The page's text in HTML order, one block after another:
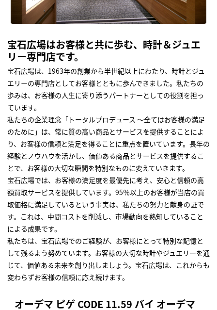
宝石広場はお客様と共に歩む、時計＆ジュエ
リー専門店です。
宝石広場は、1963年の創業から半世紀以上にわたり、時計とジュ
エリーの専門店としてお客様とともに歩んできました。私たちの
歩みは、お客様の人生に寄り添うパートナーとしての役割を担っ
ています。
私たちの企業理念「トータルプロデュース ～全てはお客様の満足
のために」は、常に質の高い商品とサービスを提供することによ
り、お客様の信頼と満足を得ることに重点を置いています。長年の
経験とノウハウを活かし、価値ある商品とサービスを提供するこ
とで、お客様の大切な瞬間を特別なものに変えていきます。
宝石広場では、お客様の満足度を最優先に考え、安心と信頼の高
額買取サービスを提供しています。95％以上のお客様が当店の買
取価格に満足しているという事実は、私たちの努力と献身の証で
す。これは、中間コストを削減し、市場動向を熟知していること
による成果です。
私たちは、宝石広場でのご経験が、お客様にとって特別な記憶と
して残るよう努めています。お客様の大切な時計やジュエリーを通
じて、価値ある未来を創り出しましょう。宝石広場は、これからも
変わらずお客様の信頼に応え続けます。
オーデマ ピゲ CODE 11.59 バイ オーデマ